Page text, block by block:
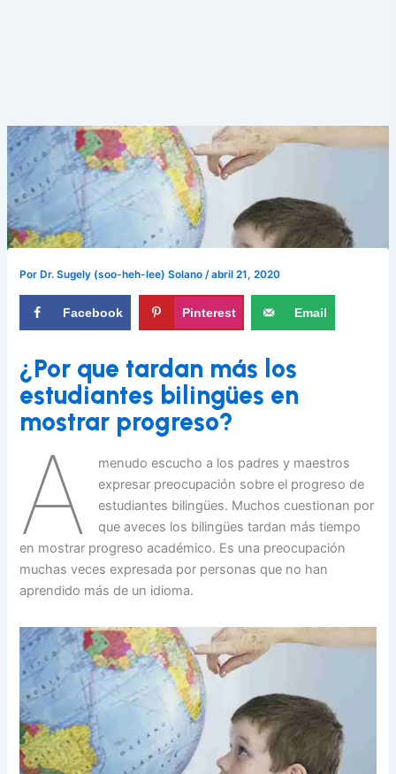
PorDr. Sugely (soo-heh-lee) Solano/abril 21, 2020
Facebook Pinterest Email
¿Por que tardan más los
estudiantes bilingües en
mostrar progreso?
A
menudo escucho a los padres y maestros
expresar preocupación sobre el progreso de
estudiantes bilingües. Muchos cuestionan por
que aveces los bilingües tardan más tiempo
en mostrar progreso académico. Es una preocupación
muchas veces expresada por personas que no han
aprendido más de un idioma.